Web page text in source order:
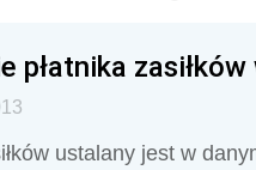
płatnika zasiłków
ustalany jest w